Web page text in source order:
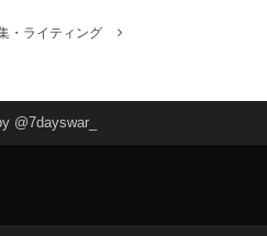
・ライティング
@7dayswar_